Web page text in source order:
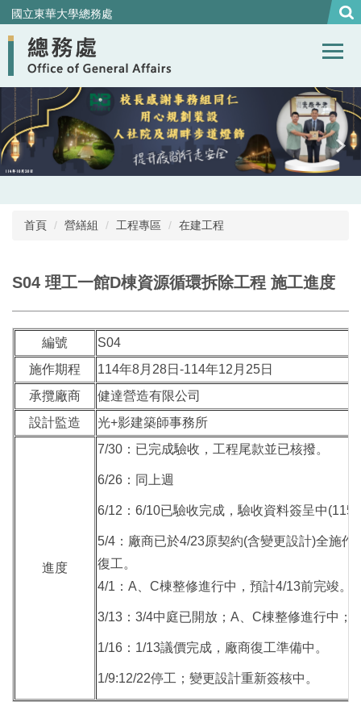
跳
到
主
內
容
區
國立東華大學總務處
首頁 營繕組 工程專區 在建工程
S04 理工一館D棟資源循環拆除工程 施工進度
編號
S04
施作期程
114年8月28日-114年12月25日
承攬廠商
健達營造有限公司
設計監造
光+影建築師事務所
進度
7/30：已完成驗收，工程尾款並已核撥。
6/26：同上週
6/12：6/10已驗收完成，驗收資料簽呈中
5/4：廠商已於4/23原契約(含變更設計)全施
復工。
4/1：A、C棟整修進行中，預計4/13前完竣。
3/13：3/4中庭已開放；A、C棟整修進行中；
1/16：1/13議價完成，廠商復工準備中。
1/9:12/22停工；變更設計重新簽核中。